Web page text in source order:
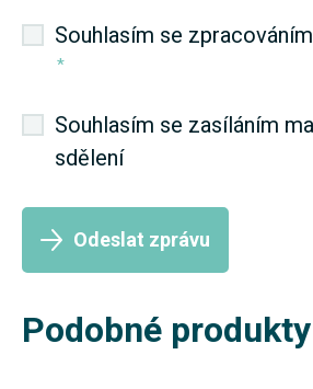
Souhlasím se
*
Souhlasím se zasíláním
sdělení
Odeslat zprávu
Podobné produkty